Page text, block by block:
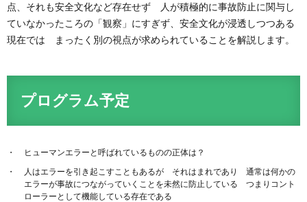
点、それも安全文化など存在せず 人が積極的に事故防止に関与し
ていなかったころの「観察」にすぎず、安全文化が浸透しつつある
現在では まったく別の視点が求められていることを解説します。
プログラム予定
ヒューマンエラーと呼ばれているものの正体は？
人はエラーを引き起こすこともあるが それはまれであり 通常は何かの
エラーが事故につながっていくことを未然に防止している つまりコント
ローラーとして機能している存在である